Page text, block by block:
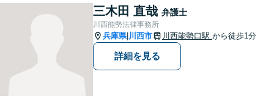
交通事故／企業法務など、幅
広く対応可能。【夜間／休日
対応可能】まずはお気軽にご
連絡ください。
三木田 直哉 弁護士
川西能勢法律事務所
兵庫県| 川西市 川西能勢口駅 から徒歩1分
詳細を見る